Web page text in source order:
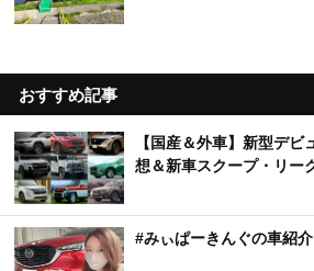
おすすめ記事
【国産＆外車】新型デ
想＆新車スクープ・リー
#みぃぱーきんぐの車紹